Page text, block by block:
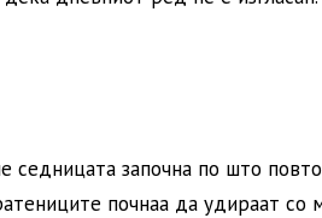
седницата започна по што
почнаа да удираат со